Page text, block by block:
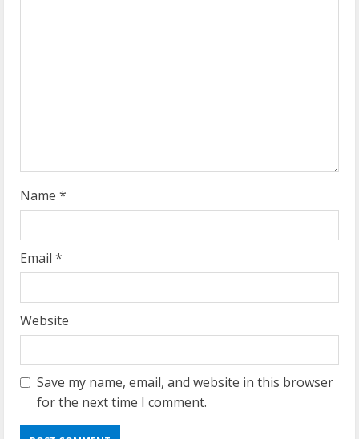
g
Name *
Email *
Website
Save my name, email, and website in this browser
for the next time I comment.